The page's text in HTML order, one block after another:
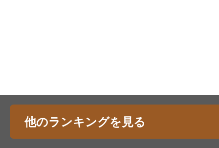
他のランキングを見る